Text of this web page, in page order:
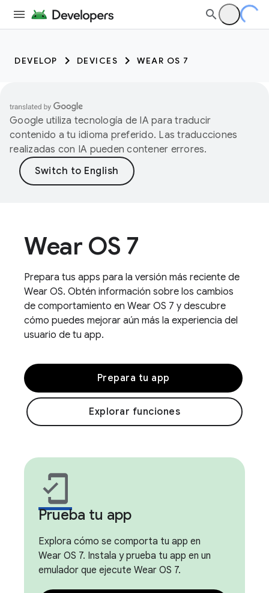
DEVELOP DEVICES WEAR OS 7
Google utiliza tecnología de IA para traducir
contenido a tu idioma preferido. Las traducciones
realizadas con IA pueden contener errores.
Wear OS 7
Prepara tus apps para la versión más reciente de
Wear OS. Obtén información sobre los cambios
de comportamiento en Wear OS 7 y descubre
cómo puedes mejorar aún más la experiencia del
usuario de tu app.
Prepara tu app
Explorar funciones
mobile_friendly
Prueba tu app
Explora cómo se comporta tu app en
Wear OS 7. Instala y prueba tu app en un
emulador que ejecute Wear OS 7.